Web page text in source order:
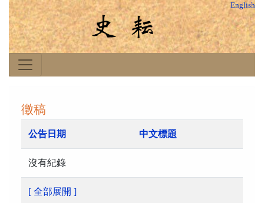
English
徵稿
公告日期 中文標題
沒有紀錄
[ 全部展開 ]